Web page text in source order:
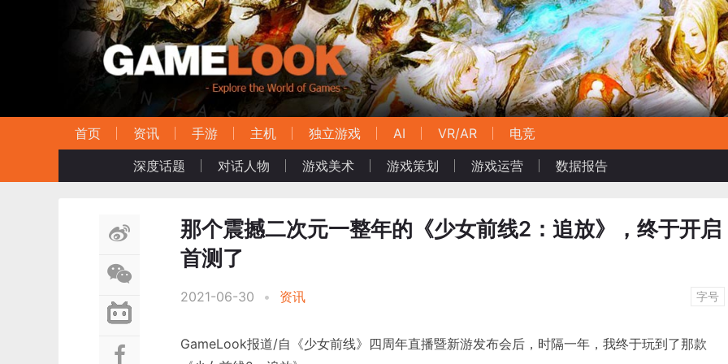
首页 资讯 手游 主机 独立游戏 AI VR/AR
电竞
深度话题
对话人物 游戏美术 游戏策划 游戏运营 数据报告
那个震撼二次元一整年的《少女前线2：追放》，终于开启
首测了
2021-06-30 • 资讯 字号
GameLook报道/自《少女前线》四周年直播暨新游发布会后，时隔一年，我终于玩到了那款